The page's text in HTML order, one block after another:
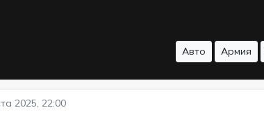
Авто Армия
2025, 22:00